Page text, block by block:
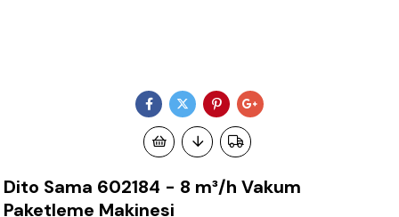
Dito Sama 602184 - 8 m³/h Vakum
Paketleme Makinesi